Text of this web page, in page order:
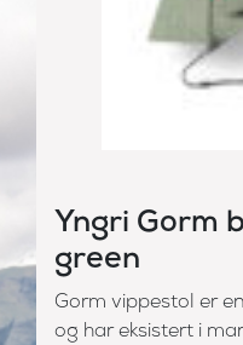
Yngri Gorm
green
Gorm vippestol er
og har eksistert i